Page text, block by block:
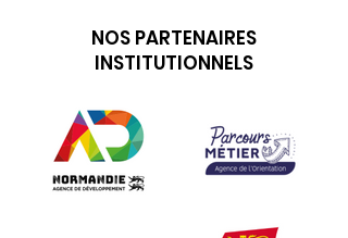
NOS PARTENAIRES
INSTITUTIONNELS